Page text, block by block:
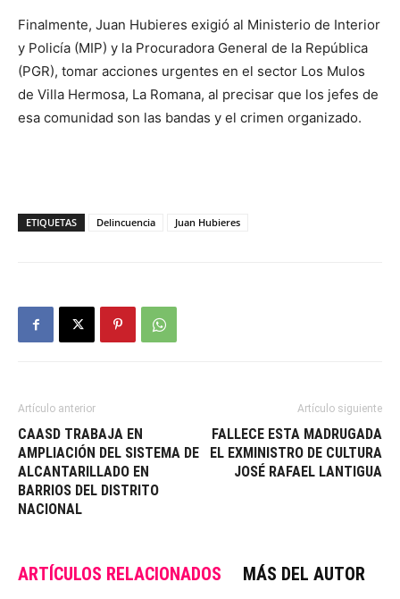
Finalmente, Juan Hubieres exigió al Ministerio de Interior
y Policía (MIP) y la Procuradora General de la República
(PGR), tomar acciones urgentes en el sector Los Mulos
de Villa Hermosa, La Romana, al precisar que los jefes de
esa comunidad son las bandas y el crimen organizado.
ETIQUETAS Delincuencia Juan Hubieres
Artículo anterior
CAASD TRABAJA EN
AMPLIACIÓN DEL SISTEMA DE
ALCANTARILLADO EN
BARRIOS DEL DISTRITO
NACIONAL
Artículo siguiente
FALLECE ESTA MADRUGADA
EL EXMINISTRO DE CULTURA
JOSÉ RAFAEL LANTIGUA
ARTÍCULOS RELACIONADOS MÁS DEL AUTOR